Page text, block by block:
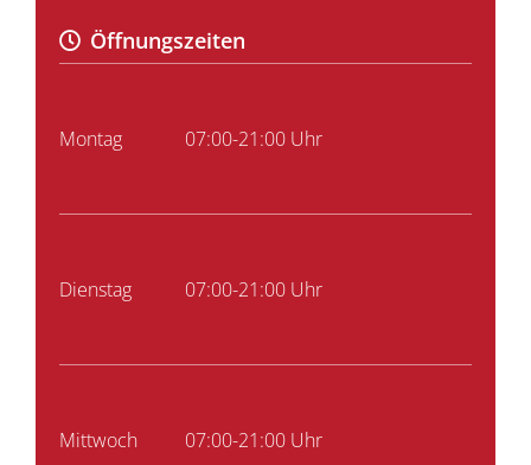
Öffnungszeiten
Montag 07:00-21:00 Uhr
Dienstag 07:00-21:00 Uhr
Mittwoch 07:00-21:00 Uhr